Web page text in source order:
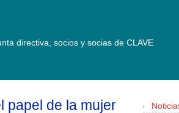
directiva, socios y socias de CLAVE
papel de la mujer